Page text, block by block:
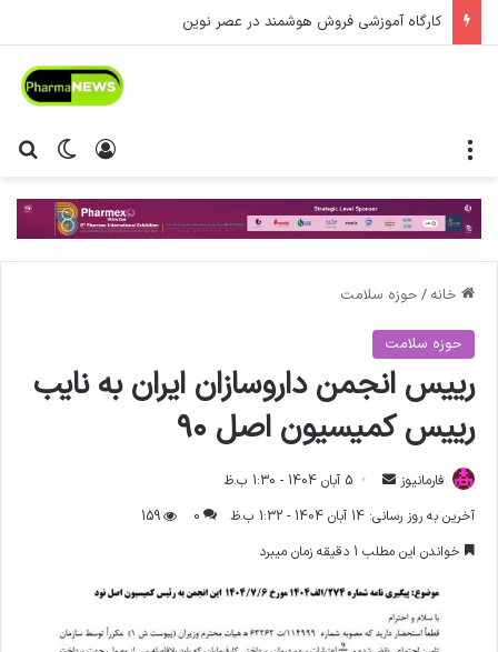
کارگاه آموزشی فروش هوشمند در عصر نوین
تغییر ورود
خانه / حوزه سلامت
حوزه سلامت
رییس انجمن داروسازان ایران به نایب
رییس کمیسیون اصل ۹۰
فارمانیوز
ا
ل
ی
5 آبان 1404 - 1:30 ب.ظ
آخرین به روز رسانی: 14 آبان 1404 - 1:32 ب.ظ
0
159
خواندن این مطلب 1 دقیقه زمان میبرد